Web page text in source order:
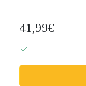
41,99€